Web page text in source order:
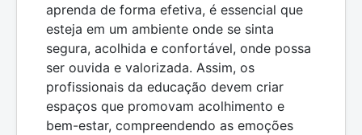
aprenda de forma efetiva, é essencial que
esteja em um ambiente onde se sinta
segura, acolhida e confortável, onde possa
ser ouvida e valorizada. Assim, os
profissionais da educação devem criar
espaços que promovam acolhimento e
bem-estar, compreendendo as emoções